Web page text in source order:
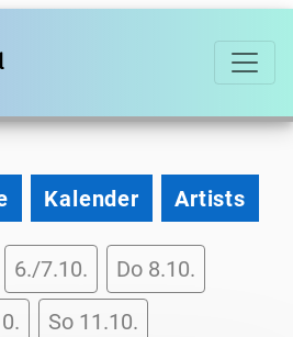
Kalender Artists
6./7.10. Do 8.10.
So 11.10.